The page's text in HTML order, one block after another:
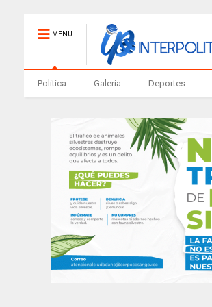
MENU
Politica Galeria Deportes